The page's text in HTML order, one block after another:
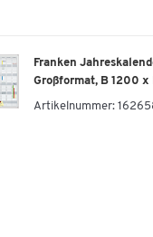
Franken
Großformat, B 1200
Artikelnummer: